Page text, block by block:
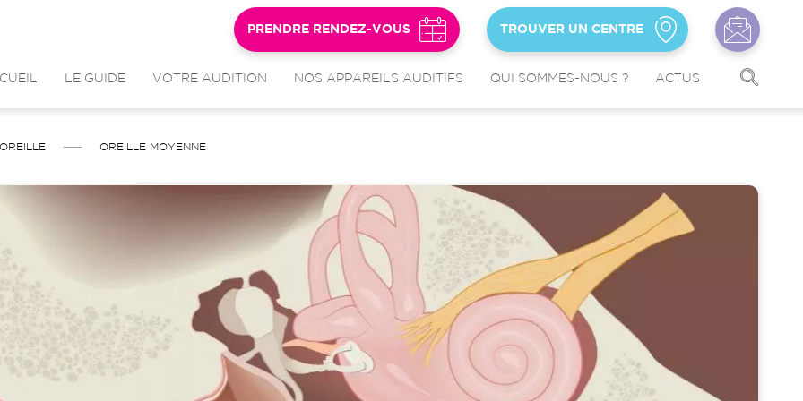
LE GUIDE VOTRE AUDITION NOS APPAREILS AUDITIFS QUI SOMMES-NOUS ? ACTUS
PRENDRE RENDEZ-VOUS TROUVER UN CENTRE
OREILLE MOYENNE